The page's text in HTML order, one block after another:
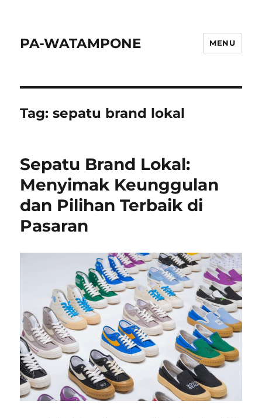
PA-WATAMPONE MENU
Tag:sepatu brand lokal
Sepatu Brand Lokal:
Menyimak Keunggulan
dan Pilihan Terbaik di
Pasaran